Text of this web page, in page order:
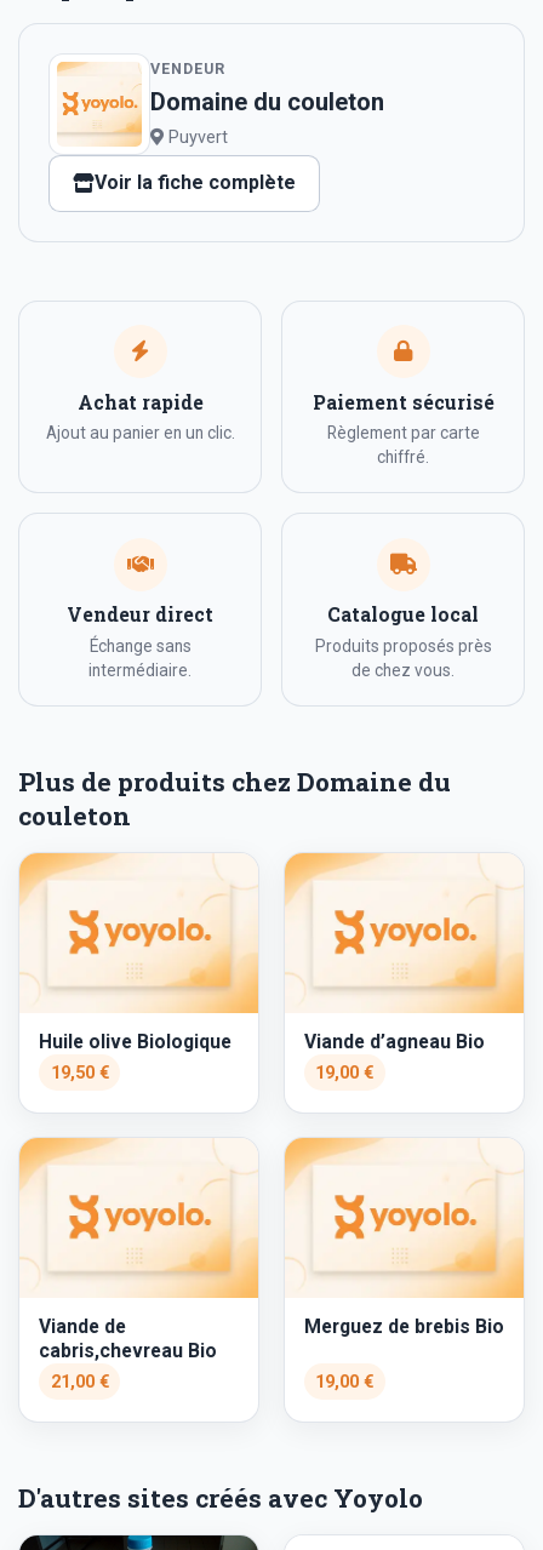
VENDEUR
Domaine du couleton
Puyvert
Voir la fiche complète
Achat rapide
Ajout au panier en un clic.
Paiement sécurisé
Règlement par carte
chiffré.
Vendeur direct
Échange sans
intermédiaire.
Catalogue local
Produits proposés près
de chez vous.
Plus de produits chez Domaine du
couleton
Huile olive Biologique
19,50 €
Viande d’agneau Bio
19,00 €
Viande de
cabris,chevreau Bio
21,00 €
Merguez de brebis Bio
19,00 €
D'autres sites créés avec Yoyolo